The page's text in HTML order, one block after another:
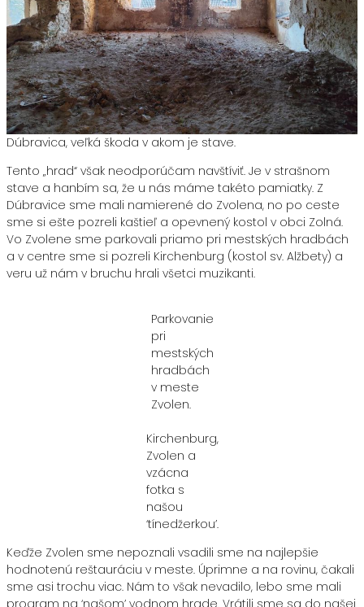
Dúbravica, veľká škoda v akom je stave.
Tento „hrad“ však neodporúčam navštíviť. Je v strašnom
stave a hanbím sa, že u nás máme takéto pamiatky. Z
Dúbravice sme mali namierené do Zvolena, no po ceste
sme si ešte pozreli kaštieľ a opevnený kostol v obci Zolná.
Vo Zvolene sme parkovali priamo pri mestských hradbách
a v centre sme si pozreli Kirchenburg (kostol sv. Alžbety) a
veru už nám v bruchu hrali všetci muzikanti.
Parkovanie
pri
mestských
hradbách
v meste
Zvolen.
Kirchenburg,
Zvolen a
vzácna
fotka s
našou
‘tínedžerkou’.
Keďže Zvolen sme nepoznali vsadili sme na najlepšie
hodnotenú reštauráciu v meste. Úprimne a na rovinu, čakali
sme asi trochu viac. Nám to však nevadilo, lebo sme mali